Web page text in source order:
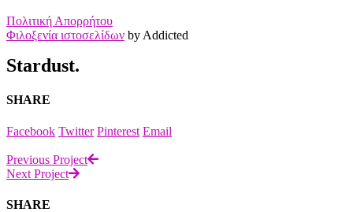
Πολιτική Απορρήτου
Φιλοξενία ιστοσελίδων by Addicted
Stardust.
SHARE
Facebook Twitter Pinterest Email
Previous Project
Next Project
SHARE